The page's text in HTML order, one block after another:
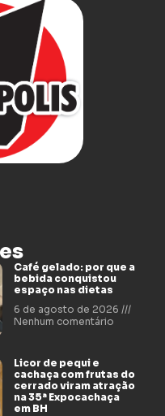
Café gelado: por que a
bebida conquistou
espaço nas dietas
6 de agosto de 2026
Nenhum comentário
Licor de pequi e
cachaça com frutas do
cerrado viram atração
na 35ª Expocachaça
em BH